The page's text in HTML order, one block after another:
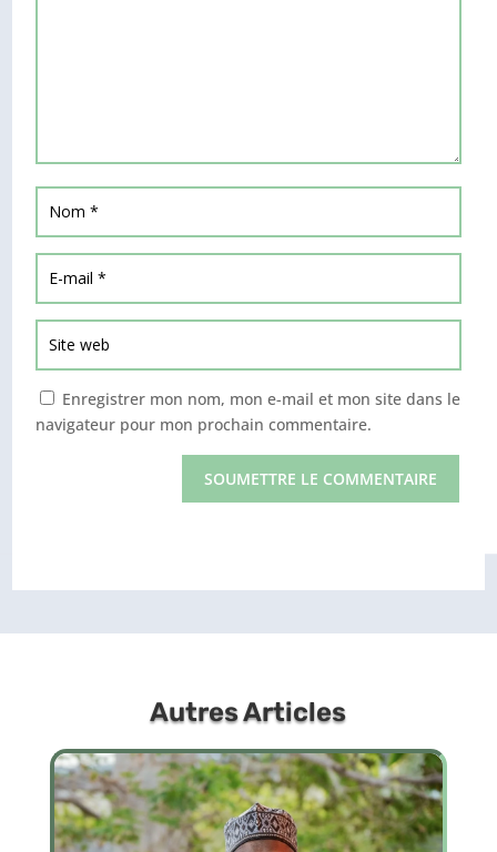
Enregistrer mon nom, mon e-mail et mon site dans le
navigateur pour mon prochain commentaire.
SOUMETTRE LE COMMENTAIRE
Autres Articles